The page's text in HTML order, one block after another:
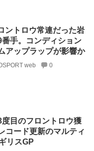
ントロウ常連だった岩
手。コンディション
アップラップが影響か
web 0
目のフロントロウ獲
コード更新のマルティ
リスGP